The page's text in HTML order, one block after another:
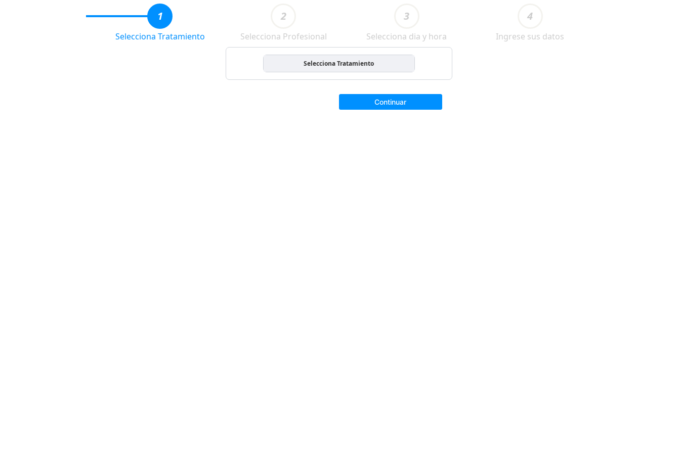
1
Selecciona Tratamiento
2
Selecciona Profesional
3
Selecciona dia y hora
4
Ingrese sus datos
Selecciona Tratamiento
Continuar